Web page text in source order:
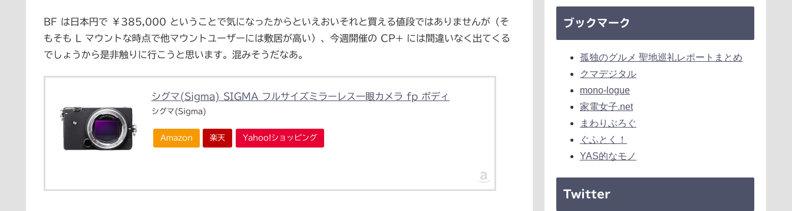
BF は日本円で ￥385,000 ということで気になったからといえおいそれと買える値段ではありませんが（そ
もそも L マウントな時点で他マウントユーザーには敷居が高い）、今週開催の CP+ には間違いなく出てくる
でしょうから是非触りに行こうと思います。混みそうだなあ。
シグマ(Sigma) SIGMA フルサイズミラーレス一眼カメラ fp ボディ
シグマ(Sigma)
Amazon 楽天 Yahoo!ショッピング
ブックマーク
孤独のグルメ 聖地巡礼レポートまとめ
クマデジタル
mono-logue
家電女子.net
まわりぶろぐ
ぐふとく！
YAS的なモノ
Twitter